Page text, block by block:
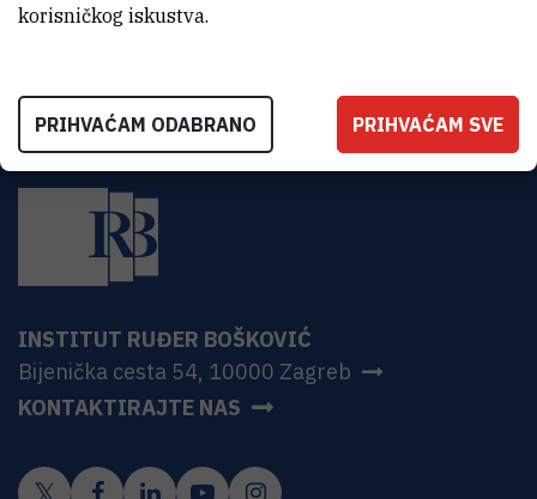
INSTITUT RUĐER BOŠKOVIĆ
Bijenička cesta 54, 10000 Zagreb
KONTAKTIRAJTE NAS
korisničkog iskustva.
PRIHVAĆAM ODABRANO PRIHVAĆAM SVE